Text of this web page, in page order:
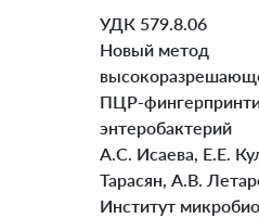
УДК 579.8.06
Новый метод
ПЦР-
энтеробактерий
А.С. Исаева, Е.Е.
Тарасян, А.В.
Институт